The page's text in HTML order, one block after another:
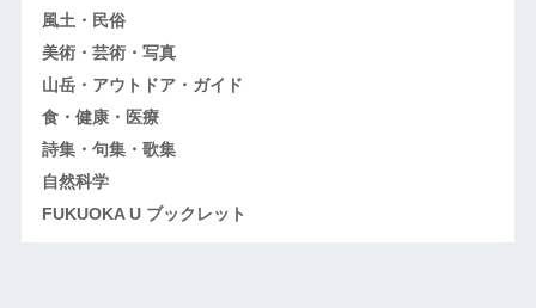
風土・民俗
美術・芸術・写真
山岳・アウトドア・ガイド
食・健康・医療
詩集・句集・歌集
自然科学
FUKUOKA U ブックレット